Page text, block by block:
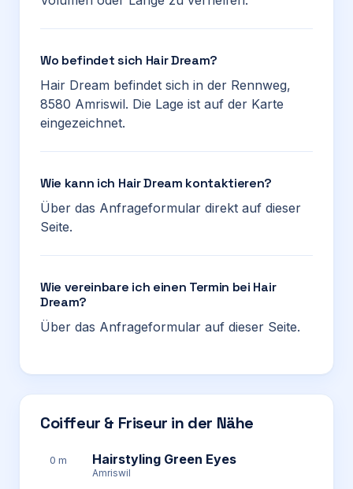
Wo befindet sich Hair Dream?
Hair Dream befindet sich in der Rennweg,
8580 Amriswil. Die Lage ist auf der Karte
eingezeichnet.
Wie kann ich Hair Dream kontaktieren?
Über das Anfrageformular direkt auf dieser
Seite.
Wie vereinbare ich einen Termin bei Hair
Dream?
Über das Anfrageformular auf dieser Seite.
Coiffeur & Friseur in der Nähe
0 m Hairstyling Green Eyes
Amriswil